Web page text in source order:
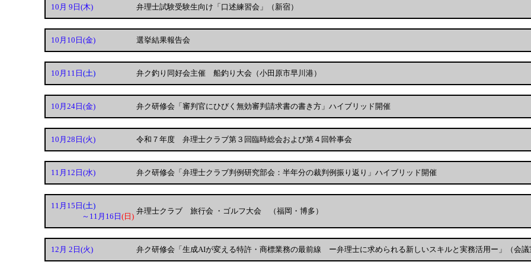
10月 9日 (木) 弁理士試験受験生向け「口述練習会」（新宿）
10月10日 (金) 選挙結果報告会
10月11日 (土) 弁ク釣り同好会主催 船釣り大会（小田原市早川港）
10月24日 (金) 弁ク研修会「審判官にひびく無効審判請求書の書き方」ハイブリッド開催
10月28日 (火) 令和７年度 弁理士クラブ第３回臨時総会および第４回幹事会
11月12日 (水) 弁ク研修会「弁理士クラブ判例研究部会：半年分の裁判例振り返り」ハイブリッド開催
11月15日 (土)
～11月16日 (日)
弁理士クラブ 旅行会 ・ゴルフ大会 （福岡・博多）
12月 2日 (火) 弁ク研修会「生成AIが変える特許・商標業務の最前線 ー弁理士に求められる新しいスキルと実務活用ー」（会議